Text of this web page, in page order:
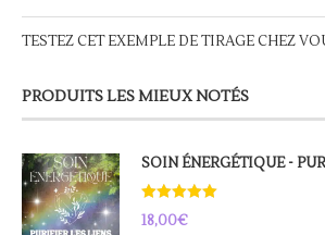
TESTEZ CET EXEMPLE DE TIRAGE CHEZ
PRODUITS LES MIEUX NOTÉS
SOIN ÉNERGÉTIQUE -
Note5.00
sur 5
18,00€